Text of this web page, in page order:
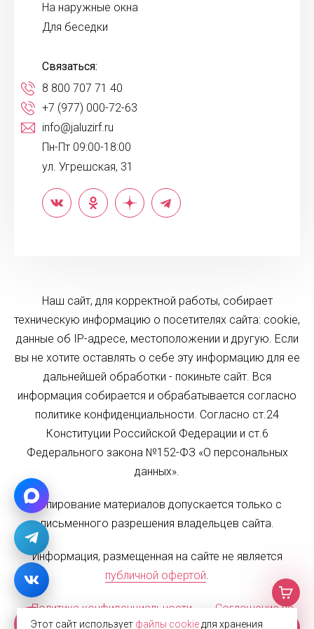
На наружные окна
Для беседки
Связаться:
8 800 707 71 40
+7 (977) 000-72-63
info@jaluzirf.ru
Пн-Пт 09:00-18:00
ул. Угрешская, 31
Наш сайт, для корректной работы, собирает
техническую информацию о посетителях сайта: cookie,
данные об IP-адресе, местоположении и другую. Если
вы не хотите оставлять о себе эту информацию для ее
дальнейшей обработки - покиньте сайт. Вся
информация собирается и обрабатывается согласно
политике конфиденциальности. Согласно ст.24
Конституции Российской Федерации и ст.6
Федерального закона №152-ФЗ «О персональных
данных».
Копирование материалов допускается только с
письменного разрешения владельцев сайта.
Информация, размещенная на сайте не является
публичной офертой.
Политика конфиденциальности
Соглашение на
Этот сайт использует файлы cookie для хранения